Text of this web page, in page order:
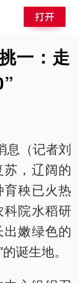
一：走
息（记者刘
，辽阔的
秧已火热
院水稻研
嫩绿色的
诞生地。